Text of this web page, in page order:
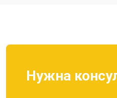
Нужна